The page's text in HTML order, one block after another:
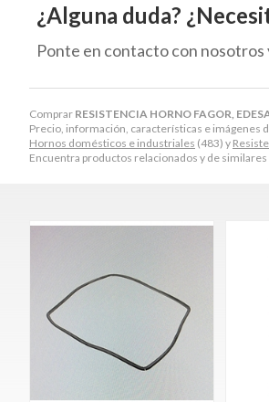
Comprar RESISTENCIA HORNO FAGOR,
Precio, información, características e imágenes
Hornos domésticos e industriales (483) y
Encuentra productos relacionados y de
¿Alguna duda?
Ponte en contacto con nosotros